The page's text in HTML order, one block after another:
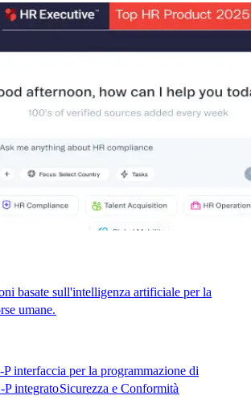
basate sull'intelligenza artificiale per la
umane.​​
P interfaccia per la programmazione di
P integrato​​Sicurezza e Conformità​​